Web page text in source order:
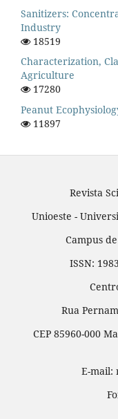
Sanitizers:
Industry
18519
Characterization,
Agriculture
17280
Peanut
11897
Revista
Unioeste -
Campus
ISSN:
Rua
CEP 85960-000
E-mail: